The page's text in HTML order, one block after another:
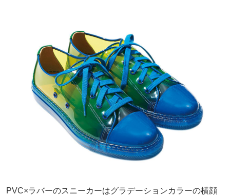
PVC×ラバーのスニーカーはグラデーションカラーの横顔